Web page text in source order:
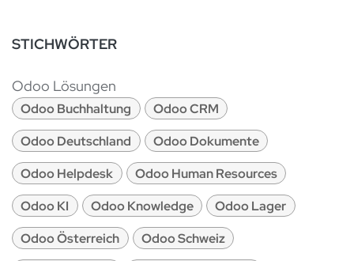
STICHWÖRTER
Odoo Lösungen
Odoo Buchhaltung
Odoo CRM
Odoo Deutschland
Odoo Dokumente
Odoo Helpdesk
Odoo Human Resources
Odoo KI
Odoo Knowledge
Odoo Lager
Odoo Österreich
Odoo Schweiz